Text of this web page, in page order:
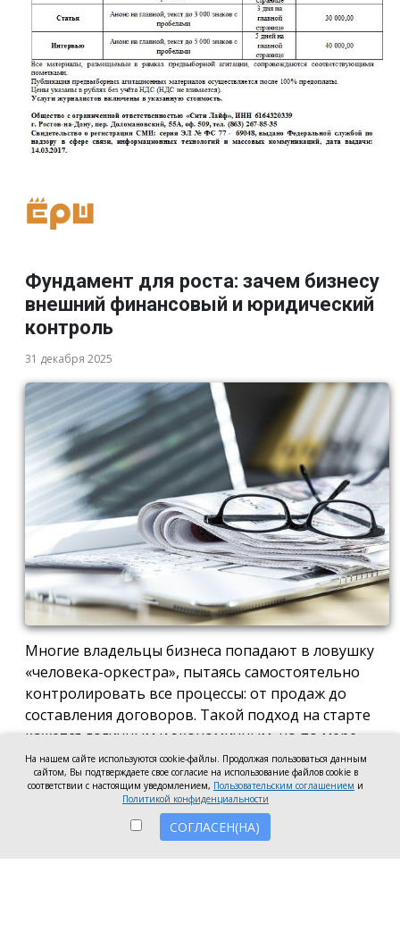
Фундамент для роста: зачем бизнесу
внешний финансовый и юридический
контроль
31 декабря 2025
Многие владельцы бизнеса попадают в ловушку
«человека-оркестра», пытаясь самостоятельно
контролировать все процессы: от продаж до
составления договоров. Такой подход на старте
кажется логичным и экономичным, но по мере
роста компании он неизбежно становится
тормозом развития. Собственник просто тонет в
операционке, теряя фокус на стратегических целях
и масштабировании.
На нашем сайте используются cookie-файлы. Продолжая пользоваться данным
сайтом, Вы подтверждаете свое согласие на использование файлов cookie в
соответствии с настоящим уведомлением, Пользовательским соглашением и
Политикой конфиденциальности
СОГЛАСЕН(НА)